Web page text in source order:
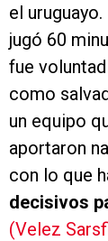
el
jugó 60
fue
como
un equipo
aportaron
con lo que
decisivos
(Velez